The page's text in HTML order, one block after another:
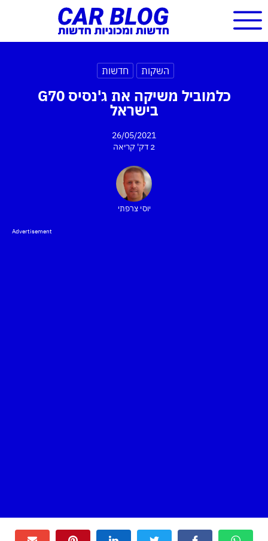
השקות חדשות
כלמוביל משיקה את ג'נסיס G70
בישראל
26/05/2021
2 דק'
קריאה
יוסי צרפתי
Advertisement